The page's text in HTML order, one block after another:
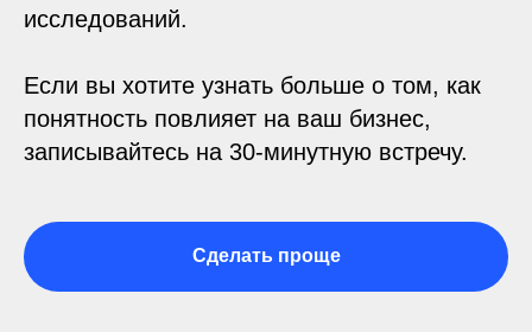
исследований.
Если вы хотите узнать больше о том, как
понятность повлияет на ваш бизнес,
записывайтесь на 30-минутную встречу.
Сделать проще